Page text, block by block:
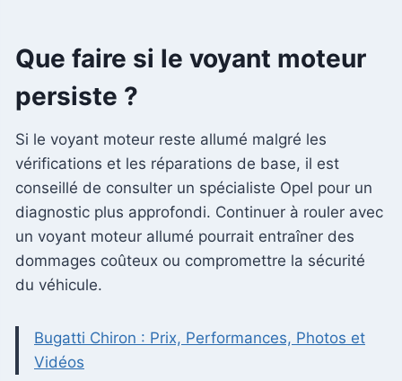
Que faire si le voyant moteur
persiste ?
Si le voyant moteur reste allumé malgré les
vérifications et les réparations de base, il est
conseillé de consulter un spécialiste Opel pour un
diagnostic plus approfondi. Continuer à rouler avec
un voyant moteur allumé pourrait entraîner des
dommages coûteux ou compromettre la sécurité
du véhicule.
Bugatti Chiron : Prix, Performances, Photos et
Vidéos